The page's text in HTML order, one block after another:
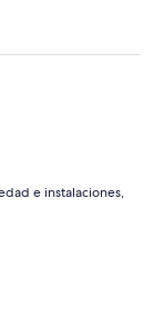
e instalaciones,